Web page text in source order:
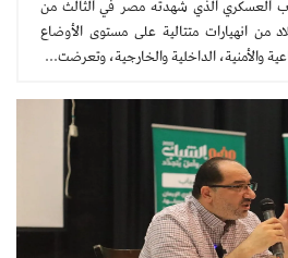
العسكري الذي شهدته مصر في الثالث من
البلاد من انهيارات متتالية على مستوى الأوضاع
والأمنية، الداخلية والخارجية، وتعرضت...